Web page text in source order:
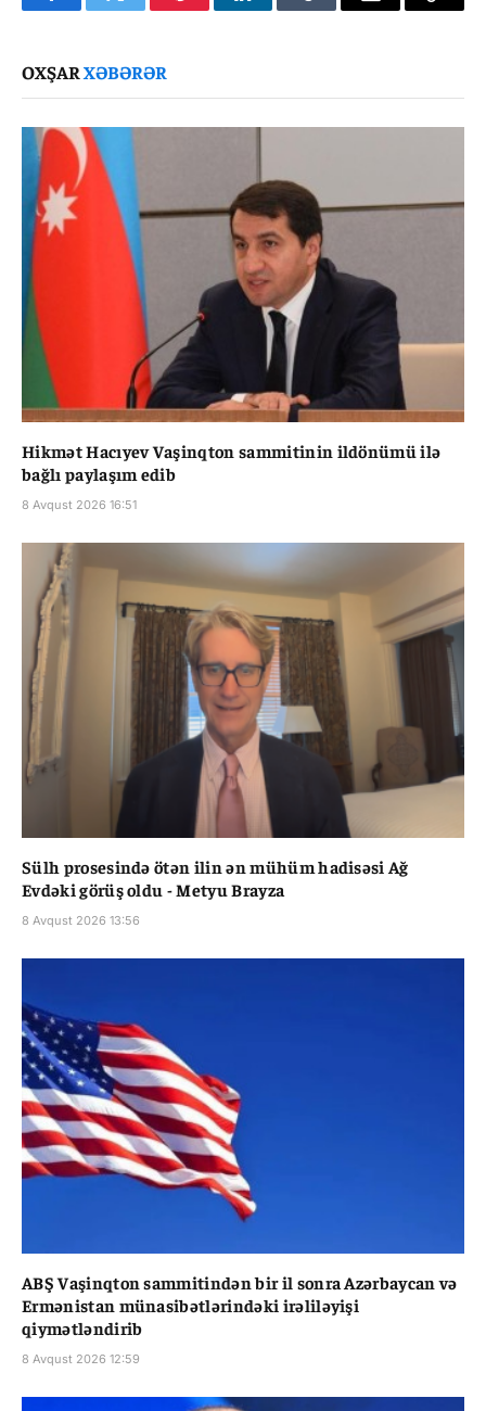
FacebookTwitter PinterestLinkedInTumblr Email
Copy
OXŞARXƏBƏRƏR
Hikmət Hacıyev Vaşinqton sammitinin ildönümü ilə
bağlı paylaşım edib
8 Avqust 2026 16:51
Sülh prosesində ötən ilin ən mühüm hadisəsi Ağ
Evdəki görüş oldu - Metyu Brayza
8 Avqust 2026 13:56
ABŞ Vaşinqton sammitindən bir il sonra Azərbaycan və
Ermənistan münasibətlərindəki irəliləyişi
qiymətləndirib
8 Avqust 2026 12:59